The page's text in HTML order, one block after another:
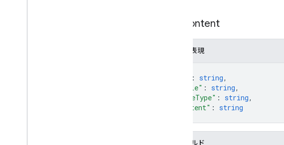
Content
JSON 表現
: string,
"title" : string,
"mimeType" : string,
"content" : string
フィールド